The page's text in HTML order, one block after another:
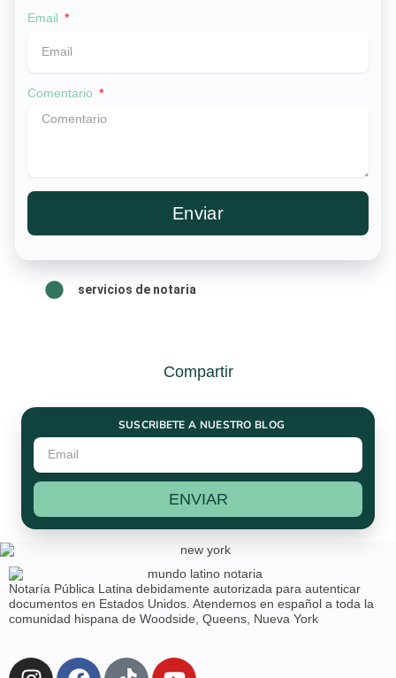
Email
Comentario
Enviar
servicios de notaria
Compartir
SUSCRIBETE A NUESTRO BLOG
ENVIAR
Notaría Pública Latina debidamente autorizada para autenticar
documentos en Estados Unidos. Atendemos en español a toda la
comunidad hispana de Woodside, Queens, Nueva York